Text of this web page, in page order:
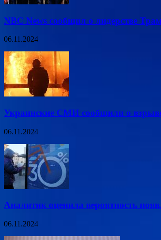
NBC News сообщил о лидерстве
06.11.2024
Украинские СМИ сообщили о
06.11.2024
Аналитик оценила вероятность
06.11.2024